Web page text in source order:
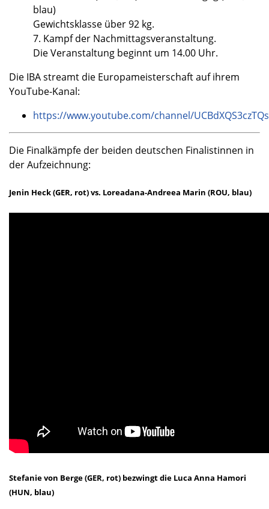
blau)
Gewichtsklasse über 92 kg.
7. Kampf der Nachmittagsveranstaltung.
Die Veranstaltung beginnt um 14.00 Uhr.
Die IBA streamt die Europameisterschaft auf ihrem
YouTube-Kanal:
https://www.youtube.com/channel/
Die Finalkämpfe der beiden deutschen Finalistinnen in
der Aufzeichnung:
Jenin Heck (GER, rot) vs. Loreadana-Andreea Marin (ROU, blau)
Stefanie von Berge (GER, rot) bezwingt die Luca Anna Hamori
(HUN, blau)